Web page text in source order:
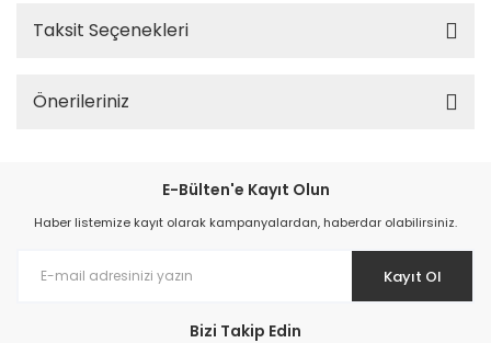
Taksit Seçenekleri
Önerileriniz
E-Bülten'e Kayıt Olun
Haber listemize kayıt olarak kampanyalardan, haberdar olabilirsiniz.
Kayıt Ol
Bizi Takip Edin